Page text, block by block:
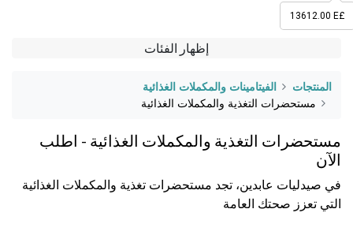
إظهار الفئات
13612.00 E£
المنتجات
الفيتامينات والمكملات الغذائية
مستحضرات التغذية والمكملات الغذائية
مستحضرات التغذية والمكملات الغذائية - اطلب
الآن
في صيدليات عابدين، تجد مستحضرات تغذية والمكملات الغذائية
التي تعزز صحتك العامة